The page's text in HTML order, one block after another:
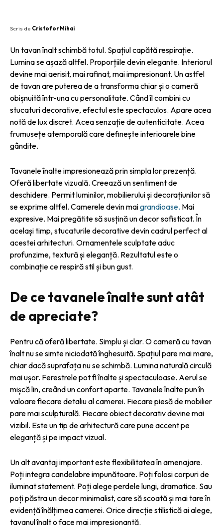
Scris de Cristofor Mihai
Un tavan înalt schimbă totul. Spațiul capătă respirație.
Lumina se așază altfel. Proporțiile devin elegante. Interiorul
devine mai aerisit, mai rafinat, mai impresionant. Un astfel
de tavan are puterea de a transforma chiar și o cameră
obișnuită într-una cu personalitate. Când îl combini cu
stucaturi decorative, efectul este spectaculos. Apare acea
notă de lux discret. Acea senzație de autenticitate. Acea
frumusețe atemporală care definește interioarele bine
gândite.
Tavanele înalte impresionează prin simpla lor prezență.
Oferă libertate vizuală. Creează un sentiment de
deschidere. Permit luminilor, mobilierului și decorațiunilor să
se exprime altfel. Camerele devin maigrandioase. Mai
expresive. Mai pregătite să susțină un decor sofisticat. În
același timp, stucaturile decorative devin cadrul perfect al
acestei arhitecturi. Ornamentele sculptate aduc
profunzime, textură și eleganță. Rezultatul este o
combinație ce respiră stil și bun gust.
De ce tavanele înalte sunt atât
de apreciate?
Pentru că oferă libertate. Simplu și clar. O cameră cu tavan
înalt nu se simte niciodată înghesuită. Spațiul pare mai mare,
chiar dacă suprafața nu se schimbă. Lumina naturală circulă
mai ușor. Ferestrele pot fi înalte și spectaculoase. Aerul se
mișcă lin, creând un confort aparte. Tavanele înalte pun în
valoare fiecare detaliu al camerei. Fiecare piesă de mobilier
pare mai sculpturală. Fiecare obiect decorativ devine mai
vizibil. Este un tip de arhitectură care pune accent pe
eleganță și pe impact vizual.
Un alt avantaj important este flexibilitatea în amenajare.
Poți integra candelabre impunătoare. Poți folosi corpuri de
iluminat statement. Poți alege perdele lungi, dramatice. Sau
poți păstra un decor minimalist, care să scoată și mai tare în
evidență înălțimea camerei. Orice direcție stilistică ai alege,
tavanul înalt o face mai impresionantă.